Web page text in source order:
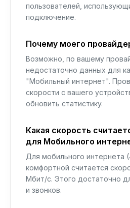
пользователей,
подключение.
Почему моего
Возможно, по вашему
недостаточно данных для
"Мобильный интернет".
скорости с вашего
обновить статистику.
Какая скорость
для Мобильного
Для мобильного интернета
комфортной считается
Мбит/с. Этого достаточно
и звонков.